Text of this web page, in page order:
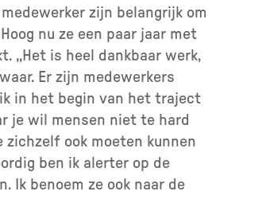
zijn belangrijk om
nu ze een paar jaar met
,,Het is heel dankbaar werk,
Er zijn medewerkers
in het begin van het traject
je wil mensen niet te hard
zichzelf ook moeten kunnen
ben ik alerter op de
Ik benoem ze ook naar de